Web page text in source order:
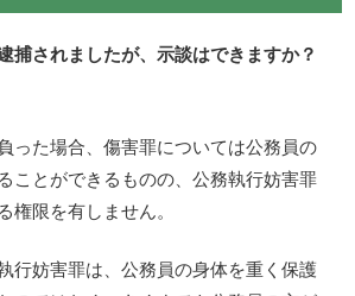
されましたが、示談はできますか？
った場合、傷害罪については公務員の
ことができるものの、公務執行妨害罪
権限を有しません。
行妨害罪は、公務員の身体を重く保護